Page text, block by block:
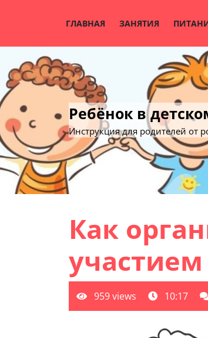
ГЛАВНАЯ ЗАНЯТИЯ
Ребёнок в
Инструкция для родителей от
Как
959 views 10:17